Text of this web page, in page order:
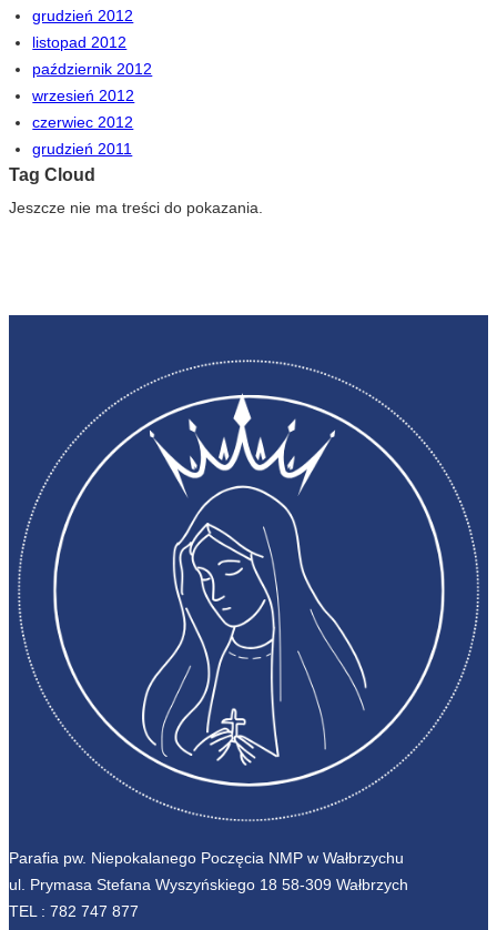
grudzień 2012
listopad 2012
październik 2012
wrzesień 2012
czerwiec 2012
grudzień 2011
Tag Cloud
Jeszcze nie ma treści do pokazania.
Parafia pw. Niepokalanego Poczęcia NMP w Wałbrzychu
ul. Prymasa Stefana Wyszyńskiego 18 58-309 Wałbrzych
TEL : 782 747 877